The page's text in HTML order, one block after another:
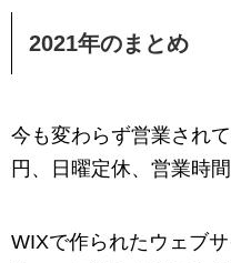
2021年のまとめ
今も変わらず営業され
円、日曜定休、営業時
WIXで作られたウェブ